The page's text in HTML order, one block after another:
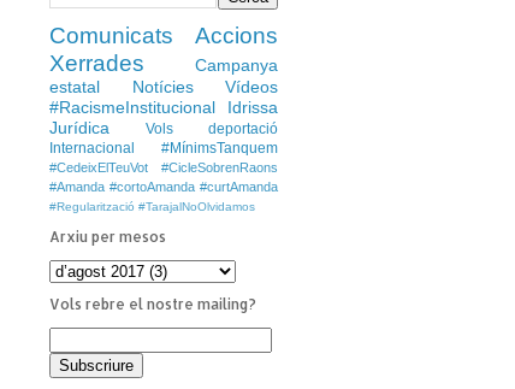
Comunicats
Accions
Xerrades
Campanya
estatal
Notícies
Vídeos
#RacismeInstitucional
Idrissa
Jurídica
Vols deportació
Internacional
#MínimsTanquem
#CedeixElTeuVot
#CicleSobrenRaons
#Amanda #cortoAmanda #curtAmanda
#Regularització #TarajalNoOlvidamos
Arxiu per mesos
Vols rebre el nostre mailing?